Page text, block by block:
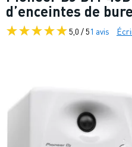
d’enceintes de
5,0 / 51 avis